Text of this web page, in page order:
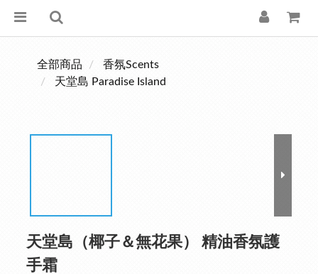
全部商品
香氛Scents
天堂島 Paradise Island
天堂島（椰子＆無花果） 精油香氛護
手霜